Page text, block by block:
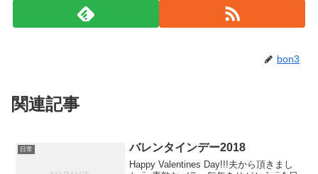
bon3
関連記事
日常 バレンタインデー2018
Happy Valentines Day!!!夫から頂きまし